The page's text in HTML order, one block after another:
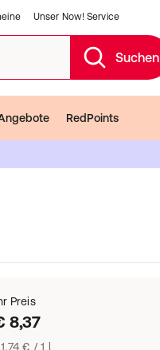
Unser Now! Service
Suchen
RedPoints
Preis
8,37
€ / 1 l